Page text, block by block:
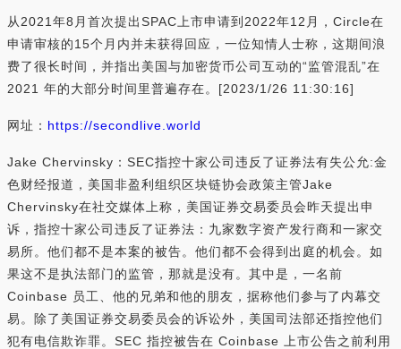
从2021年8月首次提出SPAC上市申请到2022年12月，Circle在
申请审核的15个月内并未获得回应，一位知情人士称，这期间浪
费了很长时间，并指出美国与加密货币公司互动的“监管混乱”在
2021 年的大部分时间里普遍存在。[2023/1/26 11:30:16]
网址： https://secondlive.world
Jake Chervinsky：SEC指控十家公司违反了证券法有失公允:金
色财经报道，美国非盈利组织区块链协会政策主管Jake
Chervinsky在社交媒体上称，美国证券交易委员会昨天提出申
诉，指控十家公司违反了证券法：九家数字资产发行商和一家交
易所。他们都不是本案的被告。他们都不会得到出庭的机会。如
果这不是执法部门的监管，那就是没有。其中是，一名前
Coinbase 员工、他的兄弟和他的朋友，据称他们参与了内幕交
易。除了美国证券交易委员会的诉讼外，美国司法部还指控他们
犯有电信欺诈罪。SEC 指控被告在 Coinbase 上市公告之前利用